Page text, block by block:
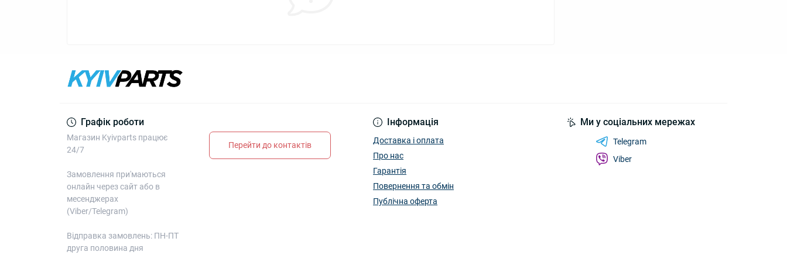
Графік роботи
Магазин Kyivparts працює
24/7
Замовлення при'маються
онлайн через сайт або в
месенджерах
(Viber/Telegram)
Відправка замовлень: ПН-ПТ
друга половина дня
Перейти до контактів
Інформація
Доставка і оплата
Про нас
Гарантія
Повернення та обмін
Публічна оферта
Ми у соціальних мережах
Telegram
Viber